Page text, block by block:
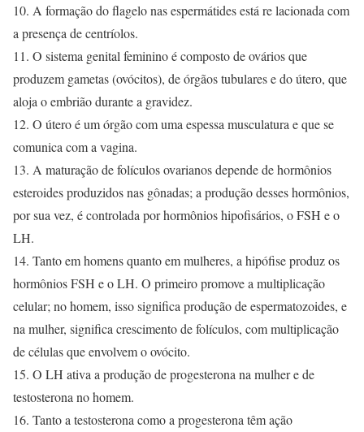
10. A formação do flagelo nas espermátides está re lacionada com
a presença de centríolos.
11. O sistema genital feminino é composto de ovários que
produzem gametas (ovócitos), de órgãos tubulares e do útero, que
aloja o embrião durante a gravidez.
12. O útero é um órgão com uma espessa musculatura e que se
comunica com a vagina.
13. A maturação de folículos ovarianos depende de hormônios
esteroides produzidos nas gônadas; a produção desses hormônios,
por sua vez, é controlada por hormônios hipofisários, o FSH e o
LH.
14. Tanto em homens quanto em mulheres, a hipófise produz os
hormônios FSH e o LH. O primeiro promove a multiplicação
celular; no homem, isso significa produção de espermatozoides, e
na mulher, significa crescimento de folículos, com multiplicação
de células que envolvem o ovócito.
15. O LH ativa a produção de progesterona na mulher e de
testosterona no homem.
16. Tanto a testosterona como a progesterona têm ação